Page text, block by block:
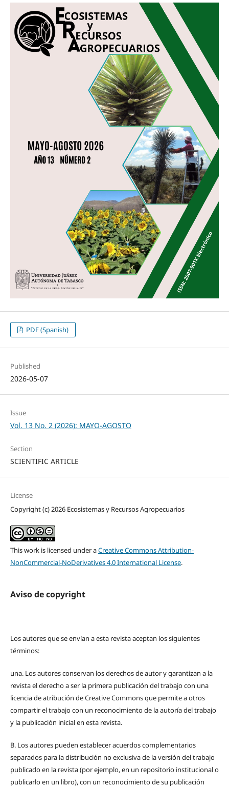
PDF (Spanish)
Published
2026-05-07
Issue
Vol. 13 No. 2 (2026): MAYO-AGOSTO
Section
SCIENTIFIC ARTICLE
License
Copyright (c) 2026 Ecosistemas y Recursos Agropecuarios
This work is licensed under aCreative Commons Attribution-
NonCommercial-NoDerivatives 4.0 International License.
Aviso de copyright
Los autores que se envían a esta revista aceptan los siguientes
términos:
una. Los autores conservan los derechos de autor y garantizan a la
revista el derecho a ser la primera publicación del trabajo con una
licencia de atribución de Creative Commons que permite a otros
compartir el trabajo con un reconocimiento de la autoría del trabajo
y la publicación inicial en esta revista.
B. Los autores pueden establecer acuerdos complementarios
separados para la distribución no exclusiva de la versión del trabajo
publicado en la revista (por ejemplo, en un repositorio institucional o
publicarlo en un libro), con un reconocimiento de su publicación